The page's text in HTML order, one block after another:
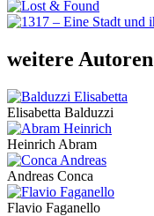
weitere Autoren
Elisabetta Balduzzi
Heinrich Abram
Andreas Conca
Flavio Faganello